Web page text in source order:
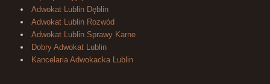
Adwokat Lublin Dęblin
Adwokat Lublin Rozwód
Adwokat Lublin Sprawy Karne
Dobry Adwokat Lublin
Kancelaria Adwokacka Lublin